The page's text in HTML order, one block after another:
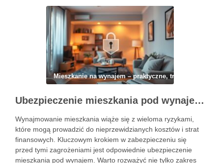
zachęci do …
Mieszkanie na wynajem – praktyczne, trwałe i łatwe
Ubezpieczenie mieszkania pod wynajem: jak skutecznie zabezpieczyć się przed kosztami szkód i strat finansowych
Wynajmowanie mieszkania wiąże się z wieloma ryzykami,
które mogą prowadzić do nieprzewidzianych kosztów i strat
finansowych. Kluczowym krokiem w zabezpieczeniu się
przed tymi zagrożeniami jest odpowiednie ubezpieczenie
mieszkania pod wynajem. Warto rozważyć nie tylko zakres